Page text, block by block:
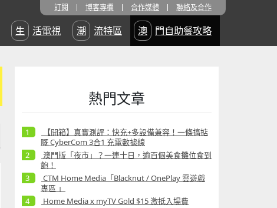
訂閱 博客專欄 合作媒體 聯絡及合作
生活電視 潮流特區 澳門自助餐攻略
熱門文章
【開箱】真實測評：快充+多設備兼容！一條搞掂
嘅 CyberCom 3合1 充電數據線
澳門版「夜市」？一連十日，逾百個美食攤位食到
飽！
CTM Home Media「Blacknut / OnePlay 雲遊戲
專區 」
Home Media x myTV Gold $15 激抵入場費